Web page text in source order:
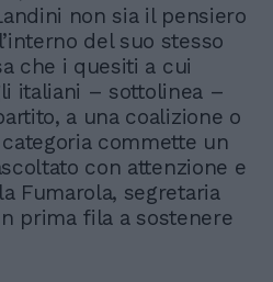
non sia il pensiero
del suo stesso
che i quesiti a cui
italiani – sottolinea –
a una coalizione o
categoria commette un
con attenzione e
Fumarola, segretaria
prima fila a sostenere